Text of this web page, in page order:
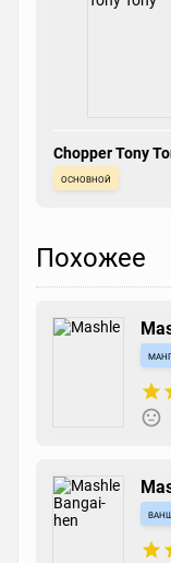
Chopper Tony
основной
Похожее